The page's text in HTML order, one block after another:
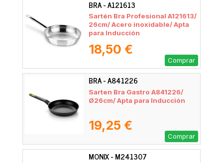
BRA - A121613
Sartén Bra Profesional A121613/
26cm/ Acero inoxidable/ Apta
para Inducción
18,50 €
Comprar
BRA - A841226
Sarten Bra Gastro A841226/
Ø26cm/ Apta para Inducción
19,25 €
Comprar
MONIX - M241307